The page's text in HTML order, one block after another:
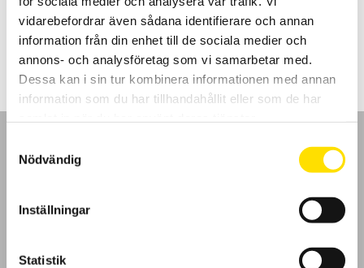
vidarebefordrar även sådana identifierare och annan
information från din enhet till de sociala medier och
annons- och analysföretag som vi samarbetar med.
Dessa kan i sin tur kombinera informationen med annan
information som du har tillhandahållit eller som de har
Nödvändig
Inställningar
Statistik
28,900.00 kr – 59,500.00krPrisintervall:
28,900.00 kr
59,500.00 kr
LÄS MER